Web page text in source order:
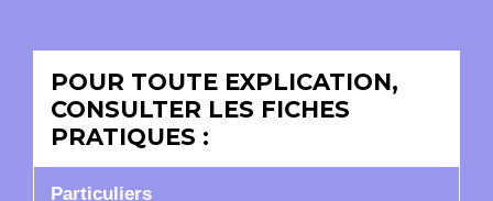
POUR TOUTE EXPLICATION,
CONSULTER LES FICHES
PRATIQUES :
Particuliers